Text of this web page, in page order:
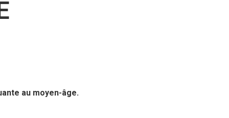
au moyen-âge.